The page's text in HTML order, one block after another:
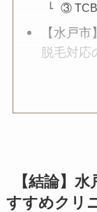
③ TCB
【水戸
脱毛対応
【結論】
すすめクリ